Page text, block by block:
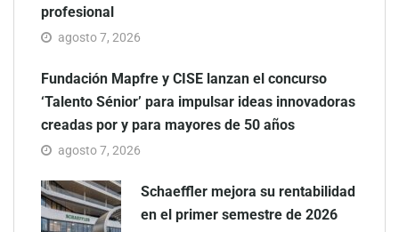
profesional
agosto 7, 2026
Fundación Mapfre y CISE lanzan el concurso
‘Talento Sénior’ para impulsar ideas innovadoras
creadas por y para mayores de 50 años
agosto 7, 2026
Schaeffler mejora su rentabilidad
en el primer semestre de 2026